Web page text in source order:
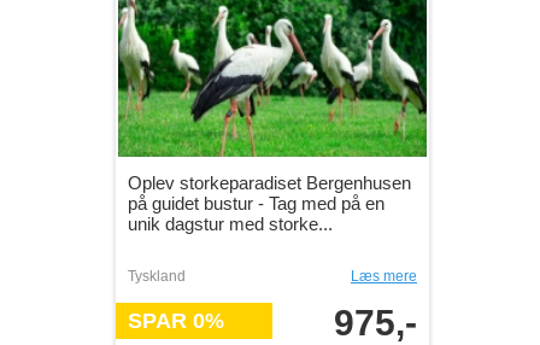
Oplev storkeparadiset Bergenhusen
på guidet bustur - Tag med på en
unik dagstur med storke...
Tyskland Læs mere
SPAR 0% 975,-